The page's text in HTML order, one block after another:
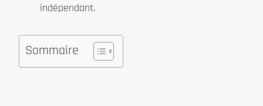
indépendant.
Sommaire